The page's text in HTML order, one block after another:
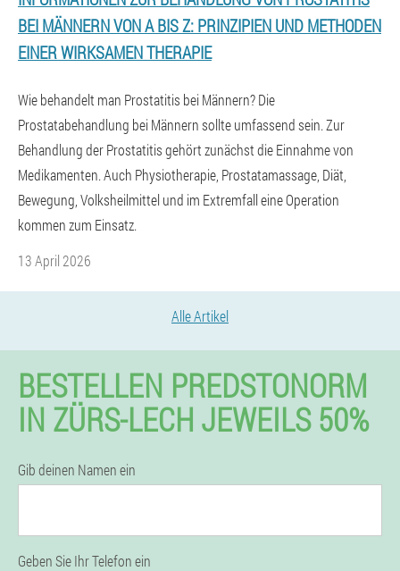
BEI MÄNNERN VON A BIS Z: PRINZIPIEN UND METHODEN
EINER WIRKSAMEN THERAPIE
Wie behandelt man Prostatitis bei Männern? Die
Prostatabehandlung bei Männern sollte umfassend sein. Zur
Behandlung der Prostatitis gehört zunächst die Einnahme von
Medikamenten. Auch Physiotherapie, Prostatamassage, Diät,
Bewegung, Volksheilmittel und im Extremfall eine Operation
kommen zum Einsatz.
13 April 2026
Alle Artikel
BESTELLEN PREDSTONORM
IN ZÜRS-LECH JEWEILS 50%
Gib deinen Namen ein
Geben Sie Ihr Telefon ein